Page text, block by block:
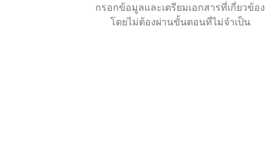
กรอกข้อมูลและเตรียมเอกสารที่เกี่ยวข้อง
โดยไม่ต้องผ่านขั้นตอนที่ไม่จำเป็น